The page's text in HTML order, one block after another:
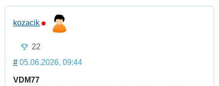
kozacik
22
# 05.06.2026, 09:44
VDM77